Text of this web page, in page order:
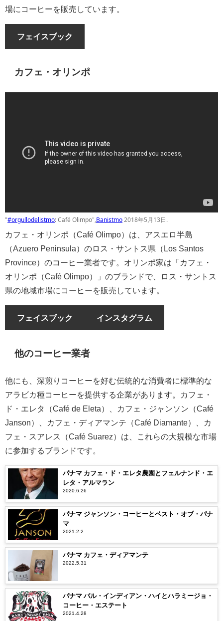
場にコーヒーを販売しています。
フェイスブック
カフェ・オリンポ
"#orgullodelistmo: Café Olimpo",Banistmo2018年5月13日.
カフェ・オリンポ（Café Olimpo）は、アスエロ半島
（Azuero Peninsula）のロス・サントス県（Los Santos
Province）のコーヒー業者です。オリンポ家は「カフェ・
オリンポ（Café Olimpo）」のブランドで、ロス・サントス
県の地域市場にコーヒーを販売しています。
フェイスブック インスタグラム
他のコーヒー業者
他にも、深煎りコーヒーを好む伝統的な消費者に標準的な
アラビカ種コーヒーを提供する企業があります。カフェ・
ド・エレタ（Café de Eleta）、カフェ・ジャンソン（Café
Janson）、カフェ・ディアマンテ（Café Diamante）、カ
フェ・スアレス（Café Suarez）は、これらの大規模な市場
に参加するブランドです。
パナマ カフェ・ド・エレタ農園とフェルナンド・エ
レタ・アルマラン
2020.6.26
パナマ ジャンソン・コーヒーとベスト・オブ・パナ
マ
2021.2.2
パナマ カフェ・ディアマンテ
2022.5.31
パナマ バル・インディアン・ハイとハラミージョ・
コーヒー・エステート
2021.4.28